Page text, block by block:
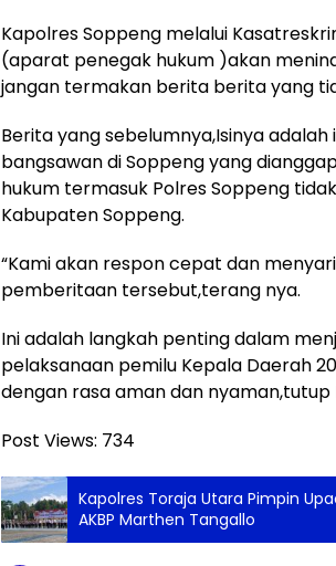
Kapolres Soppeng melalui
(aparat penegak hukum )akan
jangan termakan berita berita yang
Berita yang sebelumnya,Isinya
bangsawan di Soppeng yang
hukum termasuk Polres Soppeng
Kabupaten Soppeng.
“Kami akan respon cepat dan
pemberitaan tersebut,terang nya.
Ini adalah langkah penting dalam
pelaksanaan pemilu Kepala Daerah
dengan rasa aman dan
Post Views: 734
Kapolres Toraja Utara Pimpin
AKBP Marthen Tangallo